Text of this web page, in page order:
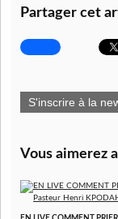
Partager cet
S'inscrire à la
Vous aimerez